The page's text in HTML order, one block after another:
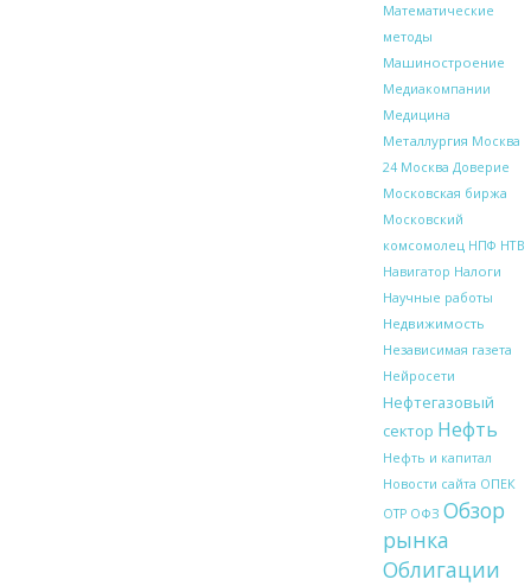
Математические
методы
Машиностроение
Медиакомпании
Медицина
Металлургия Москва
24 Москва Доверие
Московская биржа
Московский
комсомолец НПФ НТВ
Навигатор Налоги
Научные работы
Недвижимость
Независимая газета
Нейросети
Нефтегазовый
сектор Нефть
Нефть и капитал
Новости сайта ОПЕК
ОТР ОФЗ Обзор
рынка
Облигации